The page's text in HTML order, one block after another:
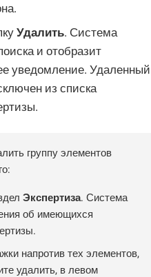
Удалить. Система
и отобразит
уведомление. Удаленный
из списка
группу элементов
Экспертиза. Система
об имеющихся
напротив тех элементов,
удалить, в левом